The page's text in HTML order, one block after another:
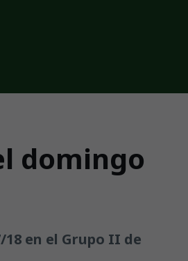
domingo
en el Grupo II de